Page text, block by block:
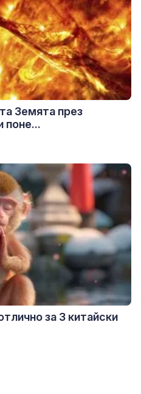
Земята през
поне...
за 3 китайски